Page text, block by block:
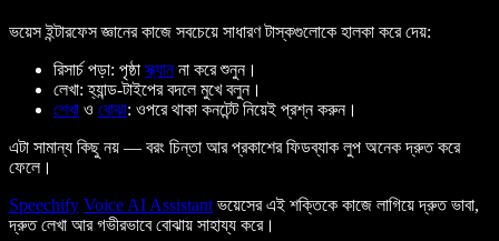
ভয়েস ইন্টারফেস জ্ঞানের কাজে সবচেয়ে সাধারণ টাস্কগুলোকে হালকা করে দেয়:
রিসার্চ পড়া: পৃষ্ঠাস্ক্যাননা করে শুনুন।
লেখা: হ্যান্ড-টাইপের বদলে মুখে বলুন।
শেখা ও বোঝা: ওপরে থাকা কনটেন্ট নিয়েই প্রশ্ন করুন।
এটা সামান্য কিছু নয় — বরং চিন্তা আর প্রকাশের ফিডব্যাক লুপ অনেক দ্রুত করে
ফেলে।
Speechify Voice AI Assistant ভয়েসের এই শক্তিকে কাজে লাগিয়ে দ্রুত ভাবা,
দ্রুত লেখা আর গভীরভাবে বোঝায় সাহায্য করে।